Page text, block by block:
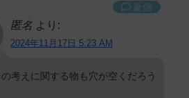
返信
匿名 より:
2024年11月17日 5:23 AM
の考えに関する物も穴が空くだろう